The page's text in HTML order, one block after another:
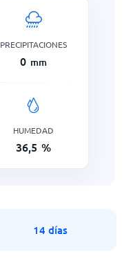
PRECIPITACIONES
0 mm
HUMEDAD
36,5 %
14 días